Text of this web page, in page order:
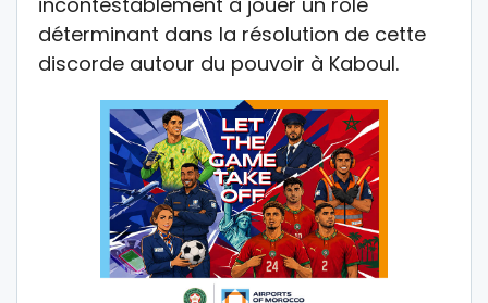
déterminant dans la résolution de cette
discorde autour du pouvoir à Kaboul.